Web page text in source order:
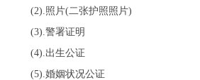
(2).照片(二张护照照片)
(3).警署证明
(4).出生公证
(5).婚姻状况公证